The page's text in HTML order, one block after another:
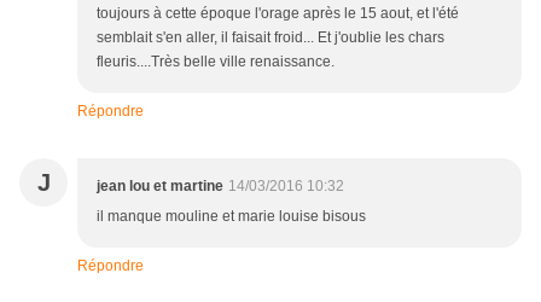
toujours à cette époque l'orage après le 15 aout, et l'été
semblait s'en aller, il faisait froid... Et j'oublie les chars
fleuris....Très belle ville renaissance.
Répondre
J jean lou et martine 14/03/2016 10:32
il manque mouline et marie louise bisous
Répondre